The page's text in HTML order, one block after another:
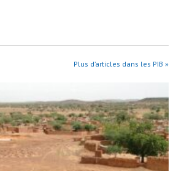
Plus d’articles dans les PIB »